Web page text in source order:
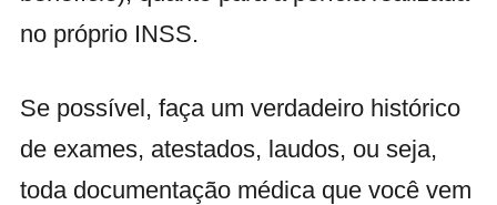
no próprio INSS.
Se possível, faça um verdadeiro histórico
de exames, atestados, laudos, ou seja,
toda documentação médica que você vem